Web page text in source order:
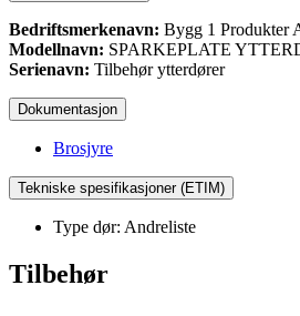
Bedriftsmerkenavn: Bygg 1 Produkter
Modellnavn: SPARKEPLATE
Serienavn: Tilbehør ytterdører
Dokumentasjon
Brosjyre
Tekniske spesifikasjoner (ETIM)
Type dør: Andreliste
Tilbehør